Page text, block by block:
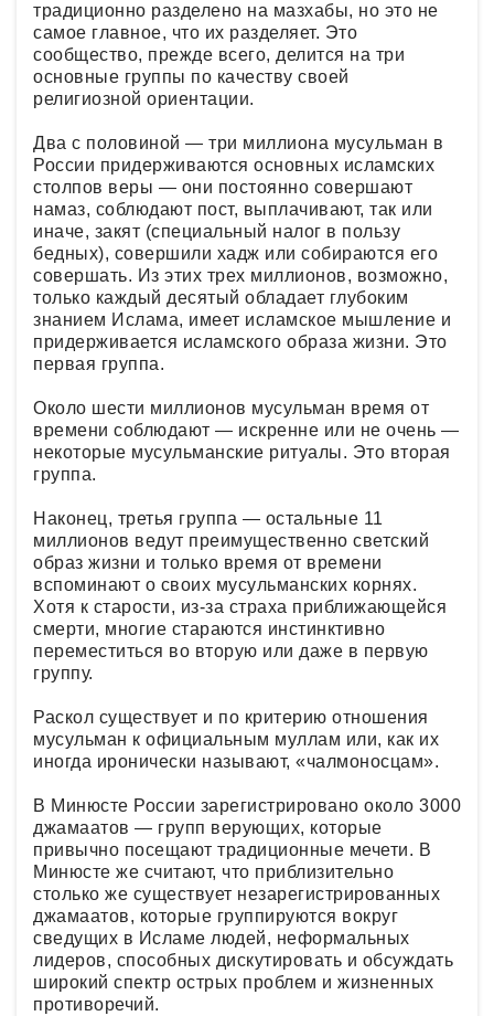
традиционно разделено на мазхабы, но это не
самое главное, что их разделяет. Это
сообщество, прежде всего, делится на три
основные группы по качеству своей
религиозной ориентации.
Два с половиной — три миллиона мусульман в
России придерживаются основных исламских
столпов веры — они постоянно совершают
намаз, соблюдают пост, выплачивают, так или
иначе, закят (специальный налог в пользу
бедных), совершили хадж или собираются его
совершать. Из этих трех миллионов, возможно,
только каждый десятый обладает глубоким
знанием Ислама, имеет исламское мышление и
придерживается исламского образа жизни. Это
первая группа.
Около шести миллионов мусульман время от
времени соблюдают — искренне или не очень —
некоторые мусульманские ритуалы. Это вторая
группа.
Наконец, третья группа — остальные 11
миллионов ведут преимущественно светский
образ жизни и только время от времени
вспоминают о своих мусульманских корнях.
Хотя к старости, из-за страха приближающейся
смерти, многие стараются инстинктивно
переместиться во вторую или даже в первую
группу.
Раскол существует и по критерию отношения
мусульман к официальным муллам или, как их
иногда иронически называют, «чалмоносцам».
В Минюсте России зарегистрировано около 3000
джамаатов — групп верующих, которые
привычно посещают традиционные мечети. В
Минюсте же считают, что приблизительно
столько же существует незарегистрированных
джамаатов, которые группируются вокруг
сведущих в Исламе людей, неформальных
лидеров, способных дискутировать и обсуждать
широкий спектр острых проблем и жизненных
противоречий.